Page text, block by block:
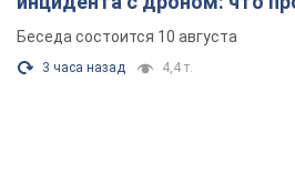
Беседа состоится 10 августа
3 часа назад 4,4 т.